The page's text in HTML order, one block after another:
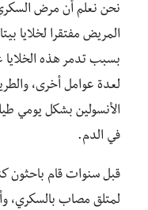
نحن نعلم أن مرض
المريض مفتقرا لخلايا
بسبب تدمر هذه
لعدة عوامل أخرى،
الأنسولين بشكل يومي
في الدم.
قبل سنوات قام باحثون
لمتلق مصاب بالسكري،